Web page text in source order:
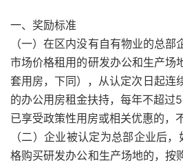
一、奖励标准
（一）在区内没有自有物业的总
市场价格租用的研发办公和生产场
套用房，下同），从认定次日起连
的办公用房租金扶持，每年不超过
已享受政策性用房或相关优惠的，
（二）企业被认定为总部企业后
格购买研发办公和生产场地的，按